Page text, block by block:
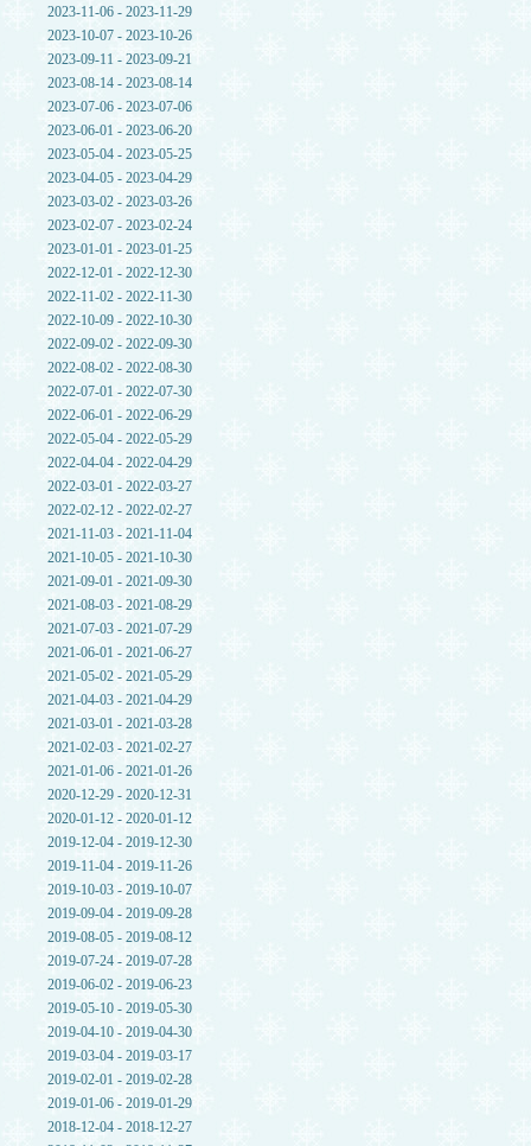
2023-11-06 - 2023-11-29
2023-10-07 - 2023-10-26
2023-09-11 - 2023-09-21
2023-08-14 - 2023-08-14
2023-07-06 - 2023-07-06
2023-06-01 - 2023-06-20
2023-05-04 - 2023-05-25
2023-04-05 - 2023-04-29
2023-03-02 - 2023-03-26
2023-02-07 - 2023-02-24
2023-01-01 - 2023-01-25
2022-12-01 - 2022-12-30
2022-11-02 - 2022-11-30
2022-10-09 - 2022-10-30
2022-09-02 - 2022-09-30
2022-08-02 - 2022-08-30
2022-07-01 - 2022-07-30
2022-06-01 - 2022-06-29
2022-05-04 - 2022-05-29
2022-04-04 - 2022-04-29
2022-03-01 - 2022-03-27
2022-02-12 - 2022-02-27
2021-11-03 - 2021-11-04
2021-10-05 - 2021-10-30
2021-09-01 - 2021-09-30
2021-08-03 - 2021-08-29
2021-07-03 - 2021-07-29
2021-06-01 - 2021-06-27
2021-05-02 - 2021-05-29
2021-04-03 - 2021-04-29
2021-03-01 - 2021-03-28
2021-02-03 - 2021-02-27
2021-01-06 - 2021-01-26
2020-12-29 - 2020-12-31
2020-01-12 - 2020-01-12
2019-12-04 - 2019-12-30
2019-11-04 - 2019-11-26
2019-10-03 - 2019-10-07
2019-09-04 - 2019-09-28
2019-08-05 - 2019-08-12
2019-07-24 - 2019-07-28
2019-06-02 - 2019-06-23
2019-05-10 - 2019-05-30
2019-04-10 - 2019-04-30
2019-03-04 - 2019-03-17
2019-02-01 - 2019-02-28
2019-01-06 - 2019-01-29
2018-12-04 - 2018-12-27